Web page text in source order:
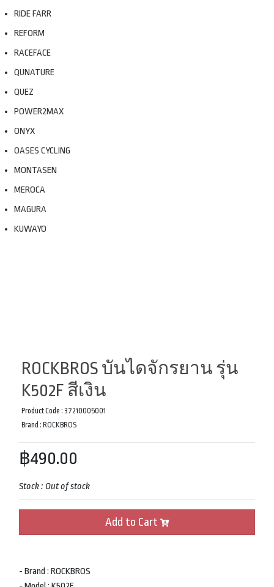
RIDE FARR
REFORM
RACEFACE
QUNATURE
QUEZ
POWER2MAX
ONYX
OASES CYCLING
MONTASEN
MEROCA
MAGURA
KUWAYO
ROCKBROS บันไดจักรยาน รุ่น
K502F สีเงิน
Product Code : 37210005001
Brand : ROCKBROS
฿490.00
Stock : Out of stock
Add to Cart
- Brand : ROCKBROS